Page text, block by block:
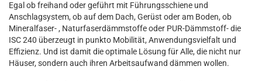
Egal ob freihand oder geführt mit Führungsschiene und
Anschlagsystem, ob auf dem Dach, Gerüst oder am Boden, ob
Mineralfaser- , Naturfaserdämmstoffe oder PUR-Dämmstoff- die
ISC 240 überzeugt in punkto Mobilität, Anwendungsvielfalt und
Effizienz. Und ist damit die optimale Lösung für Alle, die nicht nur
Häuser, sondern auch ihren Arbeitsaufwand dämmen wollen.